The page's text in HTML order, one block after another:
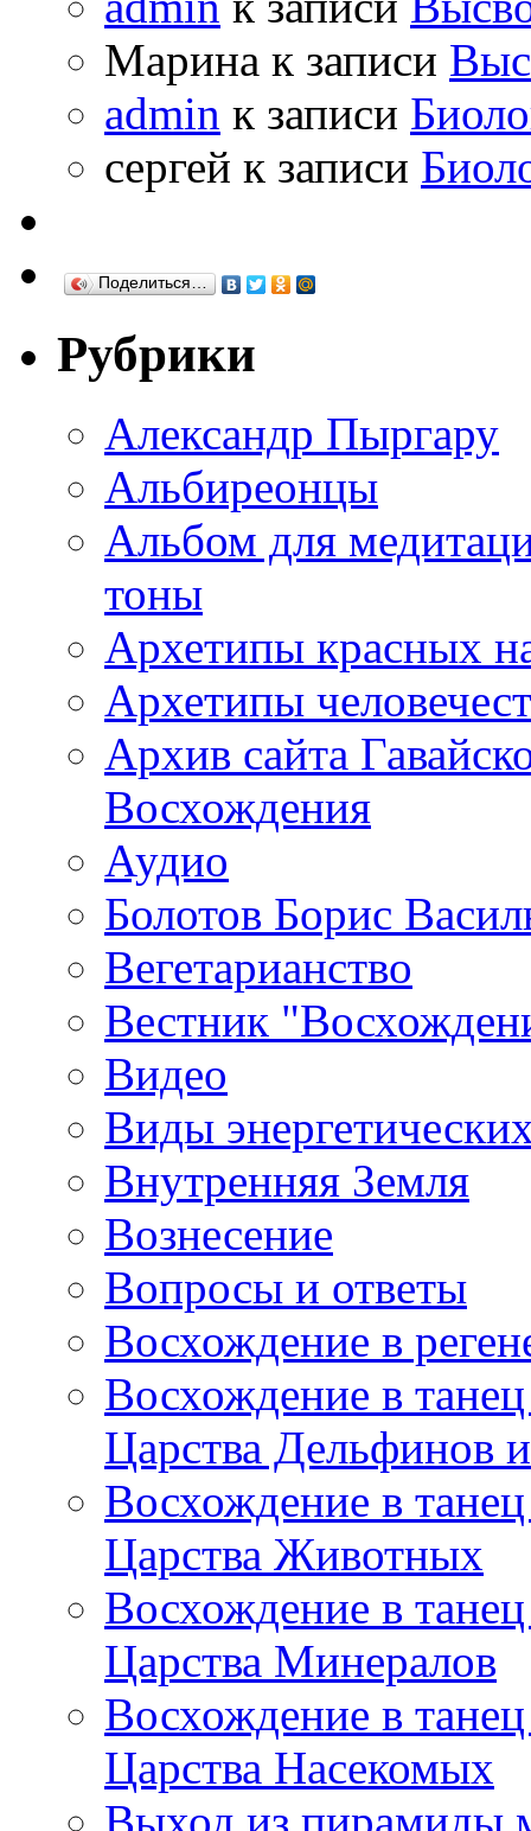
Марина к записи
admin к записи
сергей к записи
Поделиться…
Рубрики
Александр Пыргару
Альбиреонцы
Альбом для
тоны
Архетипы красных
Архетипы
Архив сайта
Восхождения
Аудио
Болотов Борис
Вегетарианство
Вестник
Видео
Виды
Внутренняя Земля
Вознесение
Вопросы и ответы
Восхождение в
Восхождение в
Царства Дельфинов
Восхождение в
Царства Животных
Восхождение в
Царства Минералов
Восхождение в
Царства Насекомых
Выход из пирамиды